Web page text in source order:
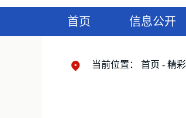
首页 信息公开
当前位置： 首页 精